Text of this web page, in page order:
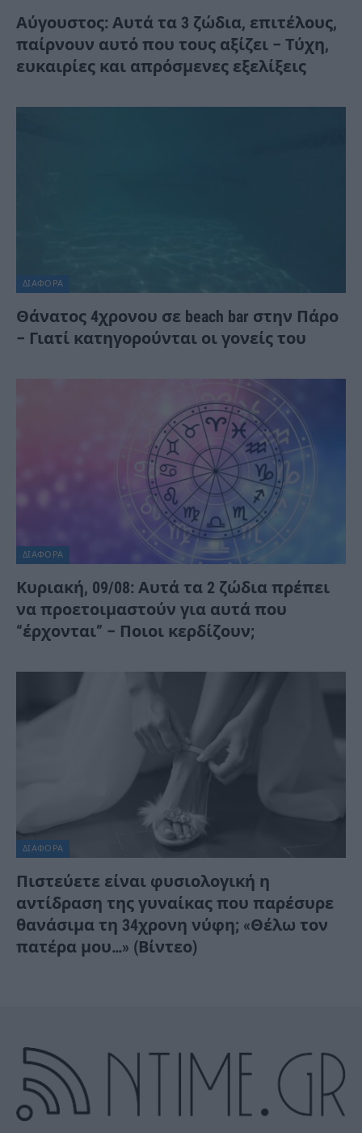
Αύγουστος: Αυτά τα 3 ζώδια, επιτέλους,
παίρνουν αυτό που τους αξίζει – Τύχη,
ευκαιρίες και απρόσμενες εξελίξεις
ΔΙΆΦΟΡΑ
Θάνατος 4χρονου σε beach bar στην Πάρο
– Γιατί κατηγορούνται οι γονείς του
ΔΙΆΦΟΡΑ
Κυριακή, 09/08: Αυτά τα 2 ζώδια πρέπει
να προετοιμαστούν για αυτά που
“έρχονται” – Ποιοι κερδίζουν;
ΔΙΆΦΟΡΑ
Πιστεύετε είναι φυσιολογική η
αντίδραση της γυναίκας που παρέσυρε
θανάσιμα τη 34χρονη νύφη; «Θέλω τον
πατέρα μου…» (Βίντεο)